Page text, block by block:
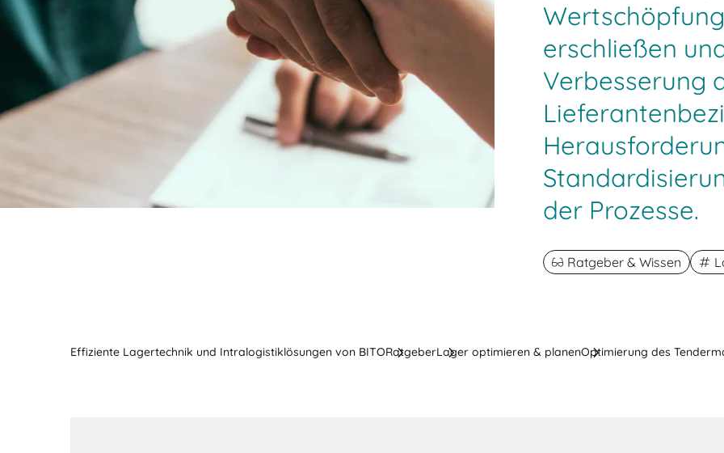
erschließen
Verbesserung
der Prozesse.
Ratgeber & Wissen
Effiziente Lagertechnik und Intralogistiklösungen von BITORatgeberLager optimieren & planenOptimierung des